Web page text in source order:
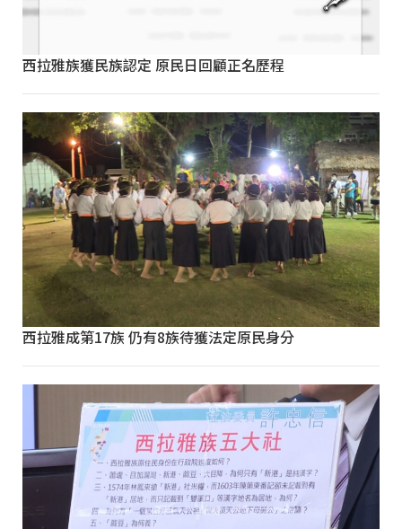
西拉雅族獲民族認定 原民日回顧正名歷程
西拉雅成第17族 仍有8族待獲法定原民身分